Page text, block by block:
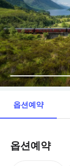
옵션예약
옵션예약